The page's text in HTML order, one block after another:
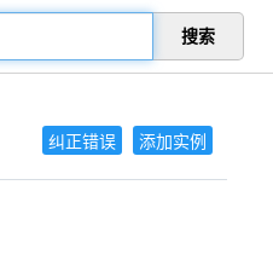
搜索
纠正错误 添加实例